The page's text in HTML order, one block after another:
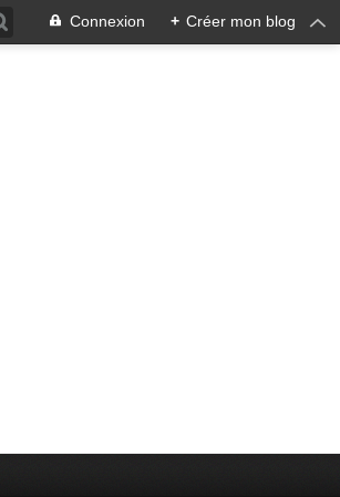
Connexion + Créer mon blog